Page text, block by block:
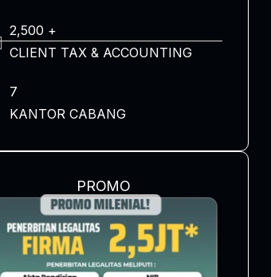
2,500 +
CLIENT TAX & ACCOUNTING
7
KANTOR CABANG
PROMO